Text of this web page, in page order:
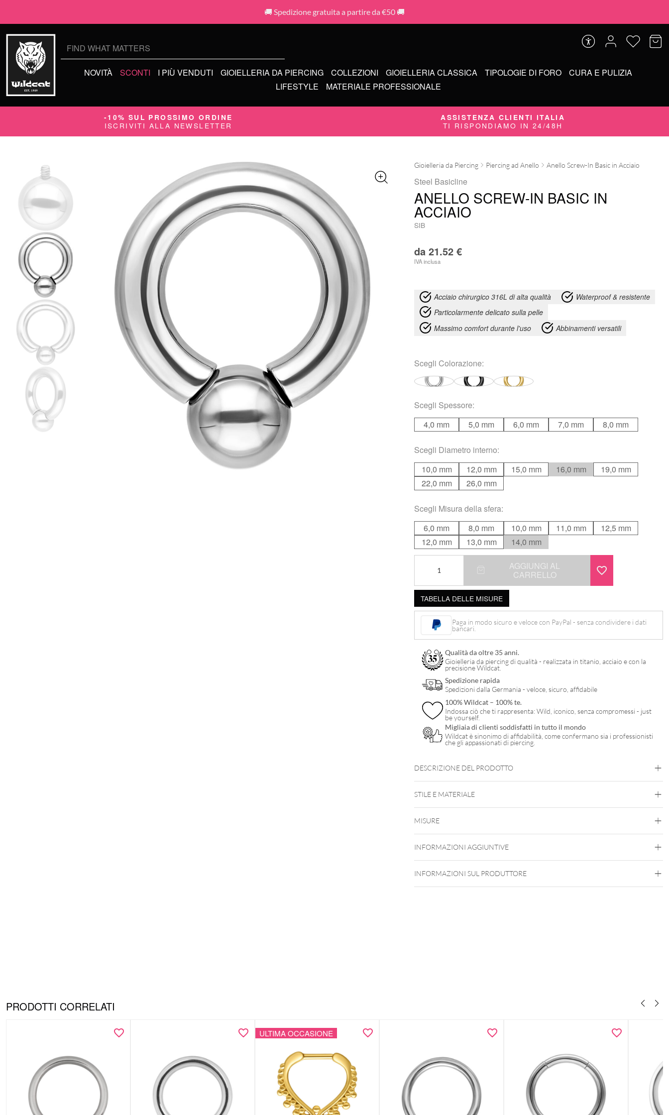
🚚 Spedizione gratuita a partire da €50 🚚
NOVITÀ SCONTI I PIÙ VENDUTI GIOIELLERIA DA PIERCING COLLEZIONI GIOIELLERIA CLASSICA TIPOLOGIE DI FORO
CURA E PULIZIA
LIFESTYLE
MATERIALE PROFESSIONALE
-10% SUL PROSSIMO ORDINE
ISCRIVITI ALLA NEWSLETTER
ASSISTENZA CLIENTI ITALIA
TI RISPONDIAMO IN 24/48H
Gioielleria da Piercing Piercing ad Anello Anello Screw-In Basic in Acciaio
Steel Basicline
ANELLO SCREW-IN BASIC IN
ACCIAIO
SIB
da 21.52 €
IVA inclusa
Acciaio chirurgico 316L di alta qualità
Waterproof & resistente
Particolarmente delicato sulla pelle
Massimo comfort durante l'uso
Abbinamenti versatili
Scegli Colorazione:
Scegli Spessore:
4,0 mm
5,0 mm 6,0 mm 7,0 mm 8,0 mm
Scegli Diametro interno:
10,0 mm
12,0 mm 15,0 mm 16,0 mm
19,0 mm
22,0 mm
26,0 mm
Scegli Misura della sfera:
6,0 mm
8,0 mm 10,0 mm 11,0 mm
12,5 mm
12,0 mm
13,0 mm 14,0 mm
In
Basic
Acciaio
AGGIUNGI AL
CARRELLO
TABELLA DELLE MISURE
Paga in modo sicuro e veloce con PayPal - senza condividere i dati
bancari.
Qualità da oltre 35 anni.
Gioielleria da piercing di qualità - realizzata in titanio, acciaio e con la
precisione Wildcat.
Spedizione rapida
Spedizioni dalla Germania - veloce, sicuro, affidabile
100% Wildcat – 100% te.
Indossa ciò che ti rappresenta: Wild, iconico, senza compromessi - just
be yourself.
Migliaia di clienti soddisfatti in tutto il mondo
Wildcat è sinonimo di affidabilità, come confermano sia i professionisti
che gli appassionati di piercing.
DESCRIZIONE DEL PRODOTTO
STILE E MATERIALE
Argento Nero Oro
MISURE
INFORMAZIONI AGGIUNTIVE
INFORMAZIONI SUL PRODUTTORE
PRODOTTI CORRELATI
ULTIMA OCCASIONE